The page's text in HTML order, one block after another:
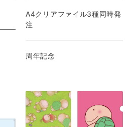
A4クリアファイル3種同時発
注
周年記念